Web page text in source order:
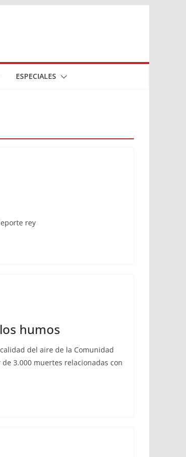
ESPECIALES
rey
humos
del aire de la Comunidad
3.000 muertes relacionadas con